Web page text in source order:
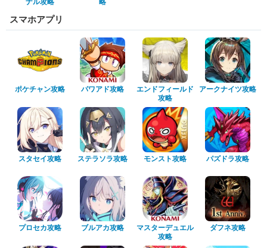
ナル攻略
略
スマホアプリ
ポケチャン攻略 パワアド攻略
エンドフィールド
攻略
アークナイツ攻略
スタセイ攻略 ステラソラ攻略 モンスト攻略 パズドラ攻略
プロセカ攻略 ブルアカ攻略
マスターデュエル
攻略
ダフネ攻略